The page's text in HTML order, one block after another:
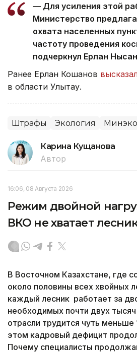
— Для усиления этой
Министерство
охвата населенных
частоту проведения
подчеркнул Ерлан
Ранее Ерлан Кошанов
в области Улытау.
Штрафы Экология
Карина Кущанова
Автор
16:06, 08 Августа 2026
Режим двойной
ВКО не хватает
В Восточном Казахстане, где
около половины всех хвойных
каждый лесник работает за
необходимых почти двух тысяч
отрасли трудится чуть
этом кадровый дефицит
Почему специалисты